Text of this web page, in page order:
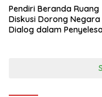
Pendiri Beranda Ruang
Diskusi Dorong
Dialog dalam